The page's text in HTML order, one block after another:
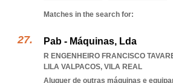
Matches in the search for:
Pab - Máquinas, Lda
R ENGENHEIRO FRANCISCO
LILA VALPACOS, VILA REAL
Aluguer de outras máquinas e